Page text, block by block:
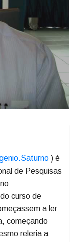
de Pesquisas
curso de